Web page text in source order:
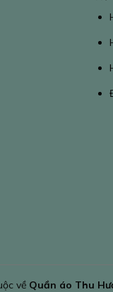
về Quần áo Thu